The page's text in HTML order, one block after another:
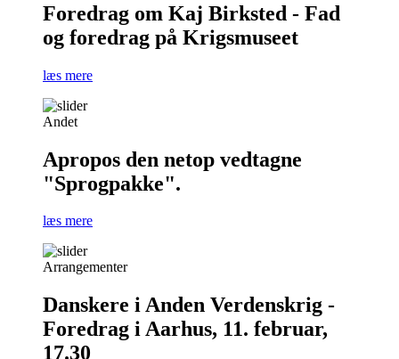
Foredrag om Kaj Birksted - Fad
og foredrag på Krigsmuseet
læs mere
Andet
Apropos den netop vedtagne
"Sprogpakke".
læs mere
Arrangementer
Danskere i Anden Verdenskrig -
Foredrag i Aarhus, 11. februar,
17.30